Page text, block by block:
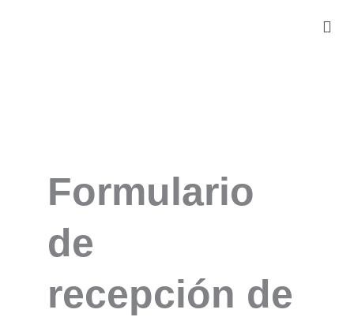
Formulario
de
recepción de